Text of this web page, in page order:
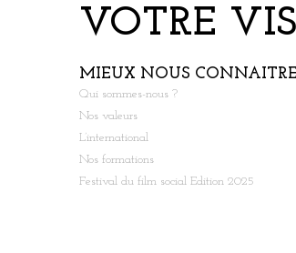
VOTRE
MIEUX NOUS CONNAITRE
Qui sommes-nous ?
Nos valeurs
L’international
Nos formations
Festival du film social Edition 2025